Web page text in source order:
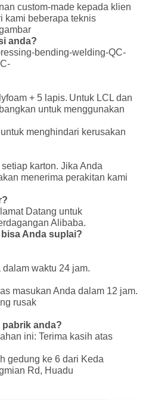
custom-made kepada klien
kami beberapa teknis
anda?
bending-welding-QC-
+ 5 lapis. Untuk LCL dan
untuk menggunakan
menghindari kerusakan
karton. Jika Anda
menerima perakitan kami
Datang untuk
Alibaba.
Anda suplai?
waktu 24 jam.
masukan Anda dalam 12 jam.
rusak
anda?
ini: Terima kasih atas
gedung ke 6 dari Keda
Rd, Huadu